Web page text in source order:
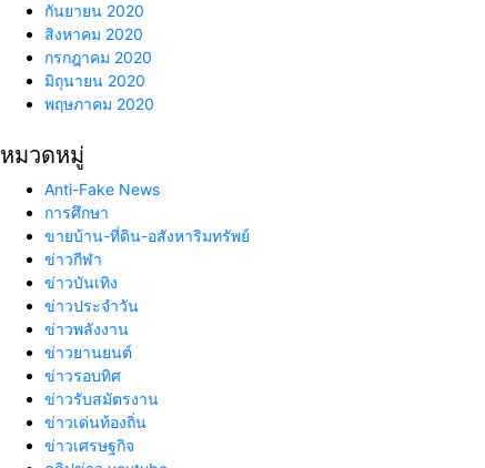
กันยายน 2020
สิงหาคม 2020
กรกฎาคม 2020
มิถุนายน 2020
พฤษภาคม 2020
หมวดหมู่
Anti-Fake News
การศึกษา
ขายบ้าน-ที่ดิน-อสังหาริมทรัพย์
ข่าวกีฬา
ข่าวบันเทิง
ข่าวประจำวัน
ข่าวพลังงาน
ข่าวยานยนต์
ข่าวรอบทิศ
ข่าวรับสมัตรงาน
ข่าวเด่นท้องถิ่น
ข่าวเศรษฐกิจ